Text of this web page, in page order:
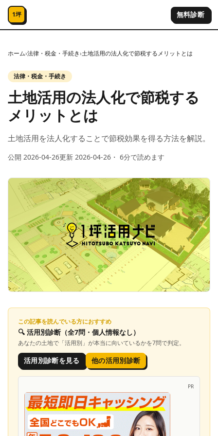
コンテンツへスキップ
1坪 無料診断
ホーム›法律・税金・手続き›土地活用の法人化で節税するメリットとは
法律・税金・手続き
土地活用の法人化で節税する
メリットとは
土地活用を法人化することで節税効果を得る方法を解説。
公開 2026-04-26更新 2026-04-26 ・ 6分で読めます
この記事を読んでいる方におすすめ
🔍 活用別診断 （全7問・個人情報なし）
あなたの土地で「活用別 」が本当に向いているかを7問で判定。
活用別診断を見る 他の活用別診断
PR